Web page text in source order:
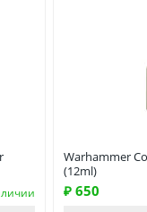
Warhammer
(12ml)
₽ 650